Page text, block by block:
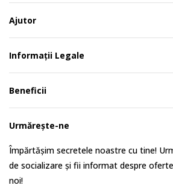
Ajutor
Informații Legale
Beneficii
Urmărește-ne
Împărtășim secretele noastre cu tine!
de socializare și fii informat despre
noi!